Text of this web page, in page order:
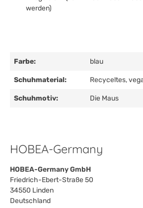
werden)
Farbe: blau
Schuhmaterial: Recyceltes,
Schuhmotiv: Die Maus
HOBEA-Germany
HOBEA-Germany GmbH
Friedrich-Ebert-Straße 50
34550 Linden
Deutschland